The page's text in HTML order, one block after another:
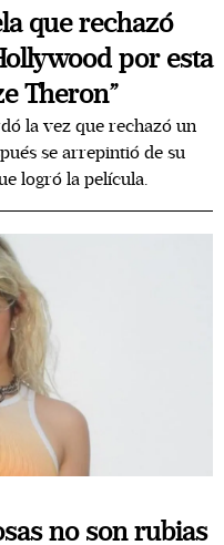
que rechazó
por esta
Theron”
la vez que rechazó un
se arrepintió de su
logró la película.
no son rubias